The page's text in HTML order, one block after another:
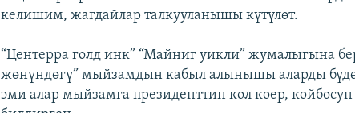
келишим, жагдайлар талкууланышы күтүлөт.
“Центерра голд инк” “Майниг уикли” жумалыгына
жөнүндөгү” мыйзамдын кабыл алынышы аларды
эми алар мыйзамга президенттин кол коер,